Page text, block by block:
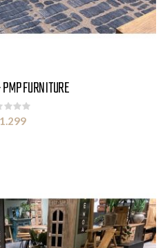
FURNITURE
Rating: